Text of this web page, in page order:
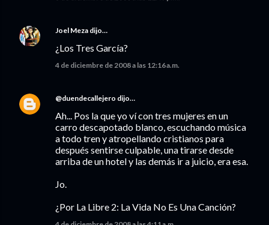
Joel Meza dijo…
¿Los Tres García?
4 de diciembre de 2008 a las 12:16 a.m.
@duendecallejero dijo…
Ah... Pos la que yo ví con tres mujeres en un
carro descapotado blanco, escuchando música
a todo tren y atropellando cristianos para
después sentirse culpable, una tirarse desde
arriba de un hotel y las demás ir a juicio, era esa.
Jo.
¿Por La Libre 2: La Vida No Es Una Canción?